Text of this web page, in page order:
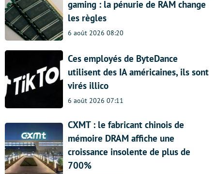
gaming : la pénurie de RAM change
les règles
6 août 2026 08:20
Ces employés de ByteDance
utilisent des IA américaines, ils sont
virés illico
6 août 2026 07:11
CXMT : le fabricant chinois de
mémoire DRAM affiche une
croissance insolente de plus de
700%